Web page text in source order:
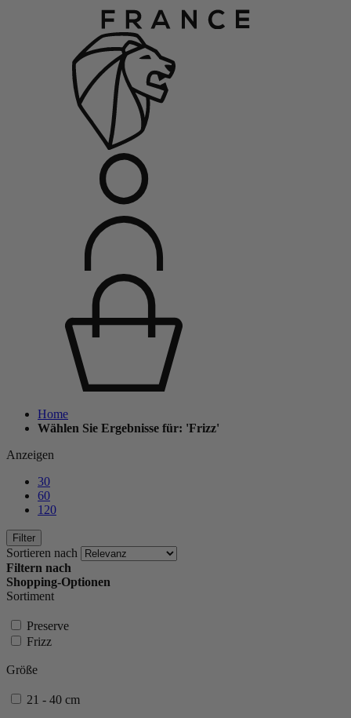
Home
Wählen Sie Ergebnisse für: 'Frizz'
Anzeigen
30
60
120
Filter
Sortieren nach
Filtern nach
Shopping-Optionen
Sortiment
Preserve
Frizz
Größe
21 - 40 cm